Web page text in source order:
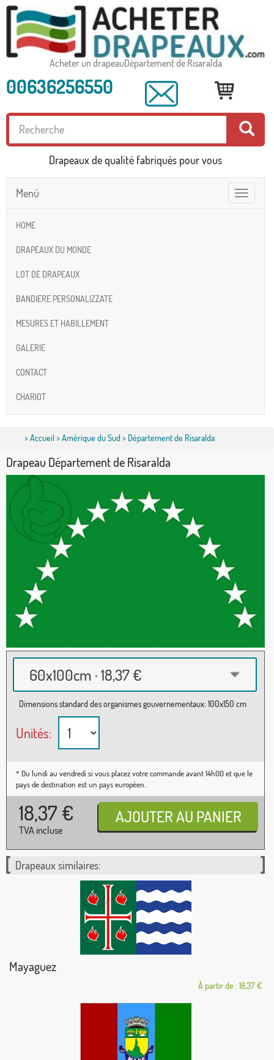
Acheter un drapeauDépartement de Risaralda
00636256550
Drapeaux de qualité fabriqués pour vous
Toggle
navigation
Menú
HOME
DRAPEAUX DU MONDE
LOT DE DRAPEAUX
BANDIERE PERSONALIZZATE
MESURES ET HABILLEMENT
GALERIE
CONTACT
CHARIOT
>Accueil>Amérique du Sud > Département de Risaralda
Drapeau Département de Risaralda
60x100cm · 18,37 €
Dimensions standard des organismes gouvernementaux: 100x150 cm
Unités:
* Du lundi au vendredi si vous placez votre commande avant 14h00 et que le
pays de destination est un pays européen..
18,37 €
TVA incluse
Drapeaux similaires:
Mayaguez
À partir de : 18,37 €